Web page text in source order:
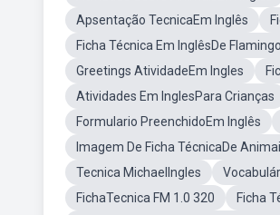
Apsentação TecnicaEm Inglês
Ficha Técnica Em InglêsDe
Greetings AtividadeEm Ingles
Atividades Em InglesPara Crianças
Formulario PreenchidoEm Inglês
Imagem De Ficha TécnicaDe
Tecnica MichaelIngles
FichaTecnica FM 1.0 320
Ficha